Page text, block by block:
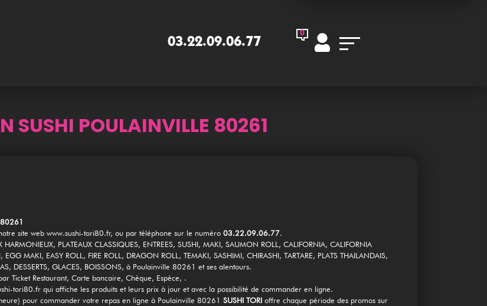
03.22.09.06.77
0
SUSHI POULAINVILLE 80261
site web www.sushi-tori80.fr, ou par téléphone sur le numéro 03.22.09.06.77.
PLATEAUX CLASSIQUES, ENTREES, SUSHI, MAKI, SAUMON ROLL, CALIFORNIA, CALIFORNIA
MAKI, EASY ROLL, FIRE ROLL, DRAGON ROLL, TEMAKI, SASHIMI, CHIRASHI, TARTARE, PLATS THAILANDAIS,
DESSERTS, GLACES, BOISSONS, à Poulainville 80261 et ses alentours.
Ticket Restaurant, Carte bancaire, Chèque, Espèce, .
tori80.fr qui affiche les produits et leurs prix à jour et avec la possibilité de commander en ligne.
pour commander votre repas en ligne à Poulainville 80261 SUSHI TORI offre chaque période des promos sur